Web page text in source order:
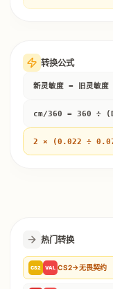
转换公式
新灵敏度 = 旧灵敏
cm/360 = 360 ÷
2 × (0.022 ÷
热门转换
CS2 VAL CS2→无畏契约